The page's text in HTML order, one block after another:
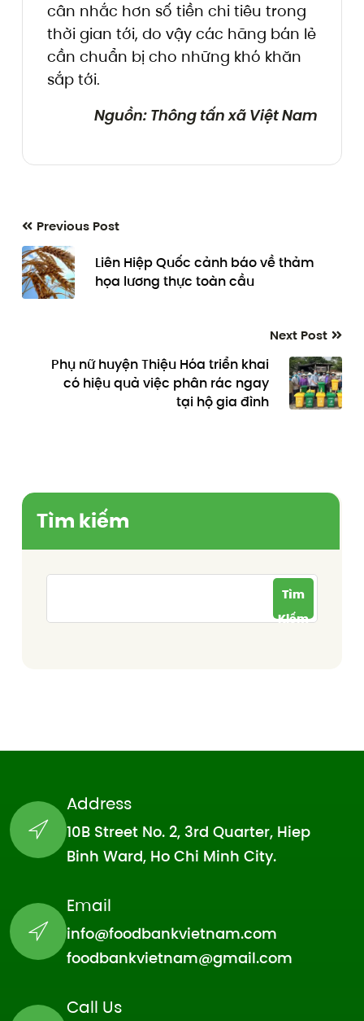
cân nhắc hơn số tiền chi tiêu trong
thời gian tới, do vậy các hãng bán lẻ
cần chuẩn bị cho những khó khăn
sắp tới.
Nguồn: Thông tấn xã Việt Nam
Previous Post
Liên Hiệp Quốc cảnh báo về thảm
họa lương thực toàn cầu
Next Post
Phụ nữ huyện Thiệu Hóa triển khai
có hiệu quả việc phân rác ngay
tại hộ gia đình
Tìm kiếm
Tìm
Kiếm
Address
10B Street No. 2, 3rd Quarter, Hiep
Binh Ward, Ho Chi Minh City.
Email
info@foodbankvietnam.com
foodbankvietnam@gmail.com
Call Us